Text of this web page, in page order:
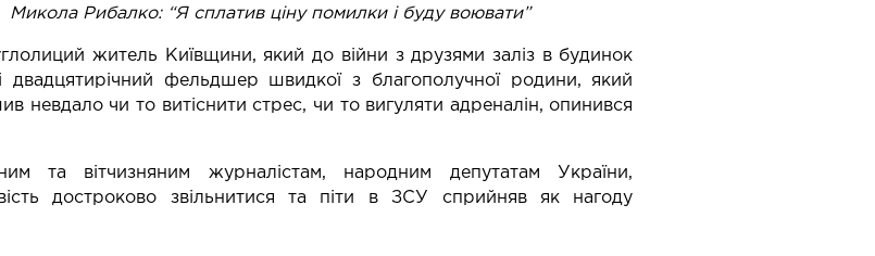
ціну помилки і буду воювати”
житель Київщини, який до війни з друзями заліз в будинок
двадцятирічний фельдшер швидкої з благополучної родини, який
невдало чи то витіснити стрес, чи то вигуляти адреналін, опинився
та вітчизняним журналістам, народним депутатам України,
достроково звільнитися та піти в ЗСУ сприйняв як нагоду